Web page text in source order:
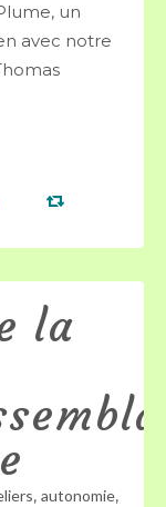
un
avec notre
la
, autonomie,